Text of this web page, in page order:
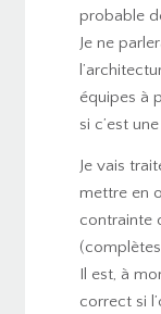
probable
Je ne
équipes à
si c’est
Je vais
mettre en
contrainte
Il est, à
correct si